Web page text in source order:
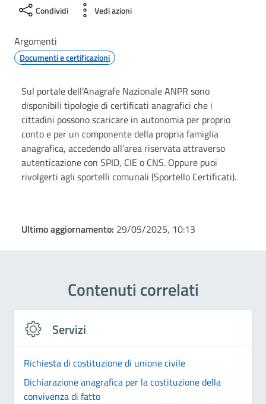
Condividi Vedi azioni
Argomenti
Documenti e certificazioni
Sul portale dell’Anagrafe Nazionale ANPR sono
disponibili tipologie di certificati anagrafici che i
cittadini possono scaricare in autonomia per proprio
conto e per un componente della propria famiglia
anagrafica, accedendo all’area riservata attraverso
autenticazione con SPID, CIE o CNS. Oppure puoi
rivolgerti agli sportelli comunali (Sportello Certificati).
Ultimo aggiornamento: 29/05/2025, 10:13
Contenuti correlati
Servizi
Richiesta di costituzione di unione civile
Dichiarazione anagrafica per la costituzione della
convivenza di fatto